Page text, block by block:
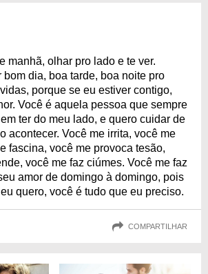
manhã, olhar pro lado e te ver.
bom dia, boa tarde, boa noite pro
porque se eu estiver contigo,
Você é aquela pessoa que sempre
ter do meu lado, e quero cuidar de
acontecer. Você me irrita, você me
fascina, você me provoca tesão,
você me faz ciúmes. Você me faz
amor de domingo à domingo, pois
quero, você é tudo que eu preciso.
COMPARTILHAR